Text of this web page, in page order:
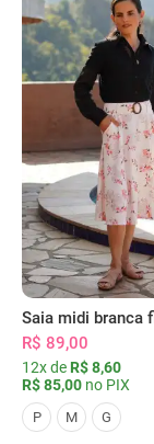
R$ 89,00
12x de R$ 8,60
R$ 85,00 no PIX
P M G